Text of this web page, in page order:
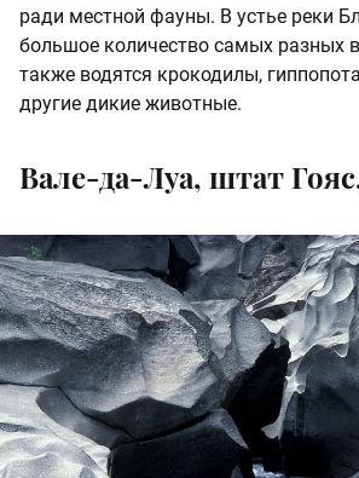
ради местной фауны. В устье реки
большое количество самых разных
также водятся крокодилы,
другие дикие животные.
Вале-да-Луа, штат